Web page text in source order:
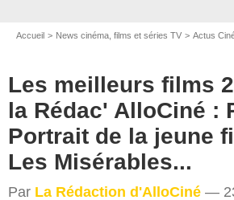
Accueil News cinéma, films et séries TV Actus
Les meilleurs films
la Rédac' AlloCiné :
Portrait de la jeune
Les Misérables...
Par La Rédaction d'AlloCiné —